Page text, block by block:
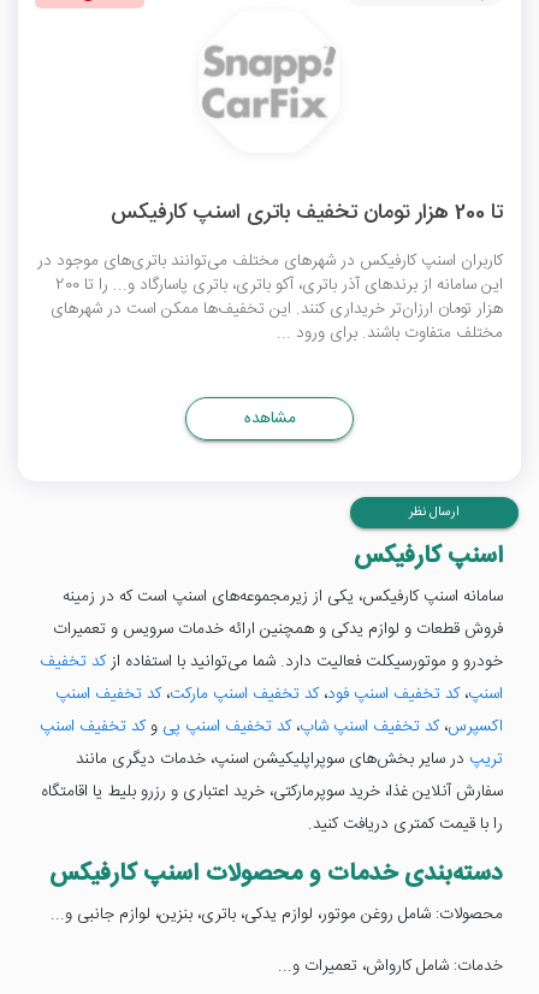
تا 200 هزار تومان تخفیف باتری اسنپ کارفیکس
کاربران اسنپ کارفیکس در شهرهای مختلف می‌توانند باتری‌های موجود در
این سامانه از برندهای آذر باتری، آکو باتری، باتری پاسارگاد و... را تا 200
هزار تومان ارزان‌تر خریداری کنند. این تخفیف‌ها ممکن است در شهرهای
مختلف متفاوت باشند. برای ورود ...
مشاهده
ارسال نظر
اسنپ کارفیکس
سامانه اسنپ کارفیکس، یکی از زیرمجموعه‌های اسنپ است که در زمینه
فروش قطعات و لوازم یدکی و همچنین ارائه خدمات سرویس و تعمیرات
خودرو و موتورسیکلت فعالیت دارد. شما می‌توانید با استفاده ازکد تخفیف
اسنپ،کد تخفیف اسنپ فود،کد تخفیف اسنپ مارکت،کد تخفیف اسنپ
اکسپرس،کد تخفیف اسنپ شاپ،کد تخفیف اسنپ پی وکد تخفیف اسنپ
تریپ در سایر بخش‌های سوپراپلیکیشن اسنپ، خدمات دیگری مانند
سفارش آنلاین غذا، خرید سوپرمارکتی، خرید اعتباری و رزرو بلیط یا اقامتگاه
را با قیمت کمتری دریافت کنید.
دسته‌بندی خدمات و محصولات اسنپ کارفیکس
محصولات: شامل روغن موتور، لوازم یدکی، باتری، بنزین، لوازم جانبی و...
خدمات: شامل کارواش، تعمیرات و...